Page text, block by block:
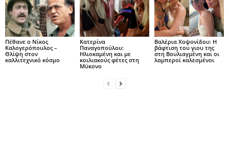
Πέθανε ο Νίκος
Καλογερόπουλος –
Θλίψη στον
καλλιτεχνικό κόσμο
Κατερίνα
Παναγοπούλου:
Ηλιοκαμένη και με
κοιλιακούς φέτες στη
Μύκονο
Βαλέρια Χοψονίδου: Η
βάφτιση του γιου της
στη Βουλιαγμένη και οι
λαμπεροί καλεσμένοι